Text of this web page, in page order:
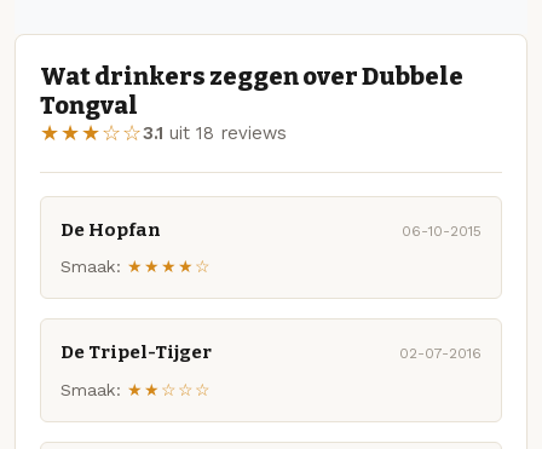
Wat drinkers zeggen over Dubbele
Tongval
★★★☆☆3.1 uit 18 reviews
De Hopfan 06-10-2015
Smaak: ★★★★☆
De Tripel-Tijger 02-07-2016
Smaak: ★★☆☆☆